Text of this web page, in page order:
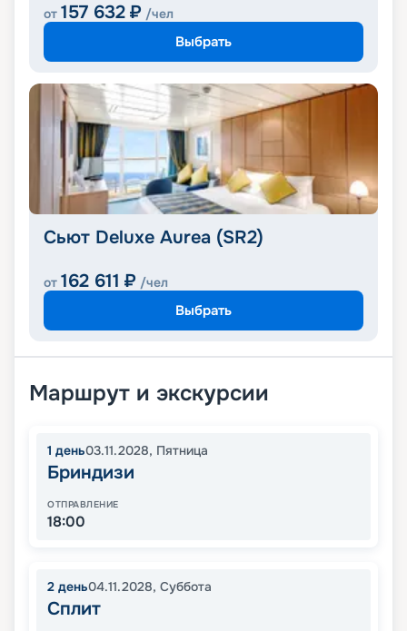
от 157 632 ₽ /чел
Выбрать
Сьют Deluxe Aurea (SR2)
от 162 611 ₽ /чел
Выбрать
Маршрут и экскурсии
1 день03.11.2028, Пятница
Бриндизи
ОТПРАВЛЕНИЕ
18:00
2 день04.11.2028, Суббота
Сплит